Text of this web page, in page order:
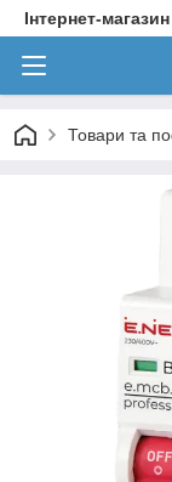
Інтернет-
Товари та